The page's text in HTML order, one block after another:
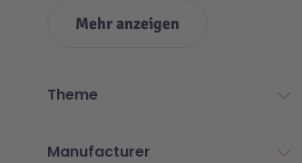
Mehr anzeigen
Theme
Manufacturer